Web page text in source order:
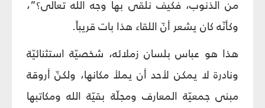
من الذنوب، فكيف نلقى بها وجه الله تعالى؟”،
وكأنّه كان يشعر أنّ اللقاء هذا بات قريباً.
هذا هو عباس بلسان زملائه، شخصيّة استثنائيّة
ونادرة لا يمكن لأحد أن يملأ مكانها، ولكنّ أروقة
مبنى جمعيّة المعارف ومجلّة بقيّة الله ومكاتبها